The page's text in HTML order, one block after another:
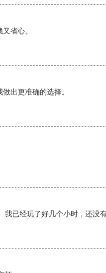
省心。
出更准确的选择。
我已经玩了好几个小时，还没